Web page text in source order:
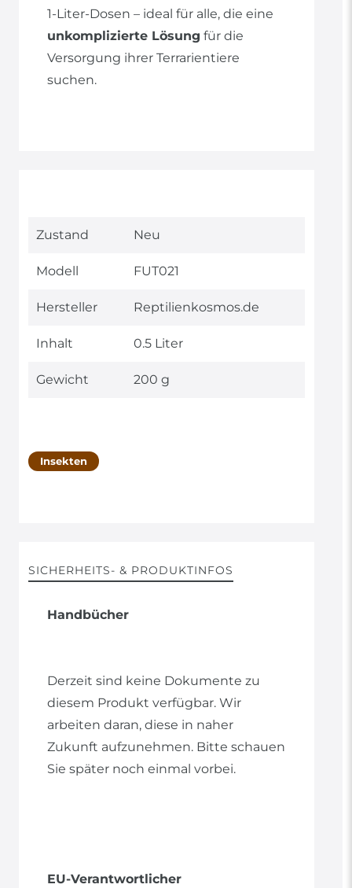
1-Liter-Dosen – ideal für alle, die eine
unkomplizierte Lösung für die
Versorgung ihrer Terrarientiere
suchen.
Technisches
Wert
Zustand Neu
Modell FUT021
Hersteller Reptilienkosmos.de
Inhalt 0.5 Liter
Gewicht 200 g
Insekten
SICHERHEITS- & PRODUKTINFOS
Handbücher
Derzeit sind keine Dokumente zu
diesem Produkt verfügbar. Wir
arbeiten daran, diese in naher
Zukunft aufzunehmen. Bitte schauen
Sie später noch einmal vorbei.
EU-Verantwortlicher